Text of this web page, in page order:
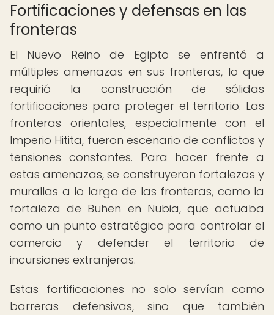
Fortificaciones y defensas en las
fronteras
El Nuevo Reino de Egipto se enfrentó a
múltiples amenazas en sus fronteras, lo que
requirió la construcción de sólidas
fortificaciones para proteger el territorio. Las
fronteras orientales, especialmente con el
Imperio Hitita, fueron escenario de conflictos y
tensiones constantes. Para hacer frente a
estas amenazas, se construyeron fortalezas y
murallas a lo largo de las fronteras, como la
fortaleza de Buhen en Nubia, que actuaba
como un punto estratégico para controlar el
comercio y defender el territorio de
incursiones extranjeras.
Estas fortificaciones no solo servían como
barreras defensivas, sino que también